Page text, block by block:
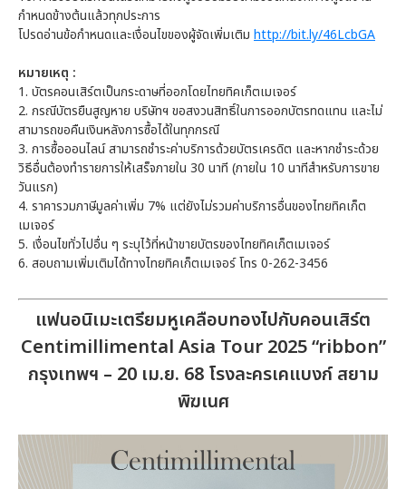
กำหนดข้างต้นแล้วทุกประการ
โปรดอ่านข้อกำหนดและเงื่อนไขของผู้จัดเพิ่มเติม http://bit.ly/46LcbGA
หมายเหตุ :
1. บัตรคอนเสิร์ตเป็นกระดาษที่ออกโดยไทยทิคเก็ตเมเจอร์
2. กรณีบัตรยืนสูญหาย บริษัทฯ ขอสงวนสิทธิ์ในการออกบัตรทดแทน และไม่
สามารถขอคืนเงินหลังการซื้อได้ในทุกกรณี
3. การซื้อออนไลน์ สามารถชำระค่าบริการด้วยบัตรเครดิต และหากชำระด้วย
วิธีอื่นต้องทำรายการให้เสร็จภายใน 30 นาที (ภายใน 10 นาทีสำหรับการขาย
วันแรก)
4. ราคารวมภาษีมูลค่าเพิ่ม 7% แต่ยังไม่รวมค่าบริการอื่นของไทยทิคเก็ต
เมเจอร์
5. เงื่อนไขทั่วไปอื่น ๆ ระบุไว้ที่หน้าขายบัตรของไทยทิคเก็ตเมเจอร์
6. สอบถามเพิ่มเติมได้ทางไทยทิคเก็ตเมเจอร์ โทร 0-262-3456
แฟนอนิเมะเตรียมหูเคลือบทองไปกับคอนเสิร์ต
Centimillimental Asia Tour 2025 “ribbon”
กรุงเทพฯ – 20 เม.ย. 68 โรงละครเคแบงก์ สยาม
พิฆเนศ